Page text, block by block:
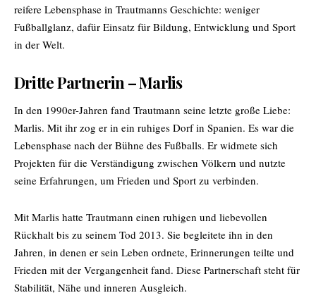
reifere Lebensphase in Trautmanns Geschichte: weniger
Fußballglanz, dafür Einsatz für Bildung, Entwicklung und Sport
in der Welt.
Dritte Partnerin – Marlis
In den 1990er-Jahren fand Trautmann seine letzte große Liebe:
Marlis. Mit ihr zog er in ein ruhiges Dorf in Spanien. Es war die
Lebensphase nach der Bühne des Fußballs. Er widmete sich
Projekten für die Verständigung zwischen Völkern und nutzte
seine Erfahrungen, um Frieden und Sport zu verbinden.
Mit Marlis hatte Trautmann einen ruhigen und liebevollen
Rückhalt bis zu seinem Tod 2013. Sie begleitete ihn in den
Jahren, in denen er sein Leben ordnete, Erinnerungen teilte und
Frieden mit der Vergangenheit fand. Diese Partnerschaft steht für
Stabilität, Nähe und inneren Ausgleich.